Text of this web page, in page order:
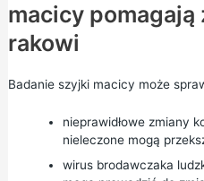
macicy
rakowi
Badanie szyjki macicy może
nieprawidłowe zmiany
nieleczone mogą
wirus brodawczaka